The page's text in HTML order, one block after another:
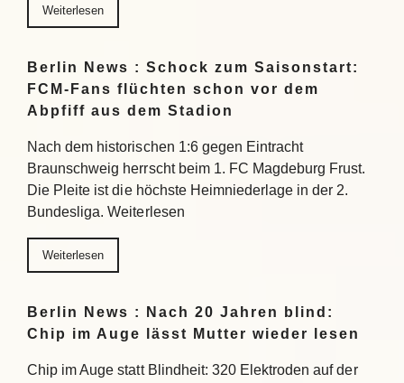
Weiterlesen
Berlin News : Schock zum Saisonstart:
FCM-Fans flüchten schon vor dem
Abpfiff aus dem Stadion
Nach dem historischen 1:6 gegen Eintracht
Braunschweig herrscht beim 1. FC Magdeburg Frust.
Die Pleite ist die höchste Heimniederlage in der 2.
Bundesliga. Weiterlesen
Weiterlesen
Berlin News : Nach 20 Jahren blind:
Chip im Auge lässt Mutter wieder lesen
Chip im Auge statt Blindheit: 320 Elektroden auf der